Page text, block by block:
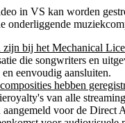
in VS kan worden
onderliggende
zijn bij het Mechanical
die songwriters en
eenvoudig aansluiten.
hebben
van alle
aangemeld voor de Direct